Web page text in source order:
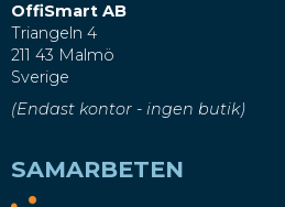
OffiSmart AB
Triangeln 4
211 43 Malmö
Sverige
(Endast kontor - ingen butik)
SAMARBETEN